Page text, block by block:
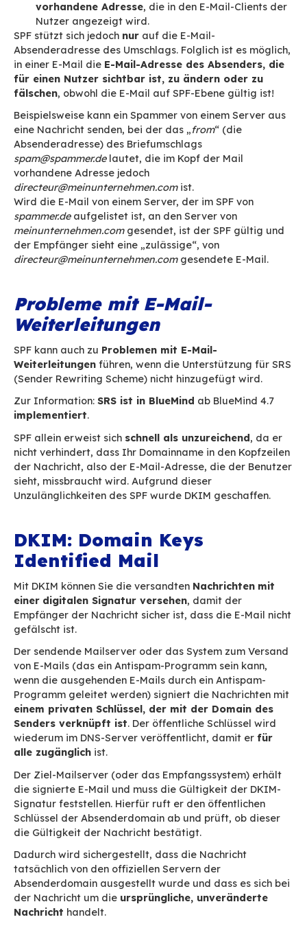
Eine durch SPF
Mail kann gefälscht
In einer E-Mail gibt es 2 E-Mail-
Die Umschlagadresse
Routing der E-Mails verwendet wird,
Die in der E-Mail selbst(in den
vorhandene Adresse, die in den E-Mail-
Nutzer angezeigt wird.
SPF stützt sich jedoch
auf die E-Mail-
in einer E-Mail dieE-Mail-Adresse des
für einen Nutzer sichtbar ist, zu ändern
, obwohl die E-Mail auf SPF-Ebene
Beispielsweise kann ein Spammer von einem
eine Nachricht senden, bei der das „from “ (die
spam@spammer.delautet, die im Kopf der Mail
vorhandene Adresse jedoch
directeur@meinunternehmen.comist.
Wird die E-Mail von einem Server, der im SPF
spammer.deaufgelistet ist, an den Server von
meinunternehmen.com
der Empfänger sieht eine „zulässige“, von
directeur@meinunternehmen.comgesendete
Probleme mit E-Mail-
Weiterleitungen
SPF kann auch zuProblemen mit E-Mail-
Weiterleitungen